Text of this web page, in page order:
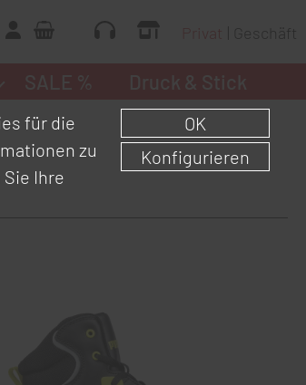
Geschäft
für die
zu
Ihre
OK
Konfigurieren